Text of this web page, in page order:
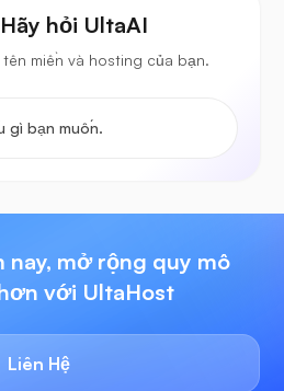
Hãy hỏi UltaAI
miền và hosting của bạn.
nay, mở rộng quy mô
với UltaHost
Liên Hệ